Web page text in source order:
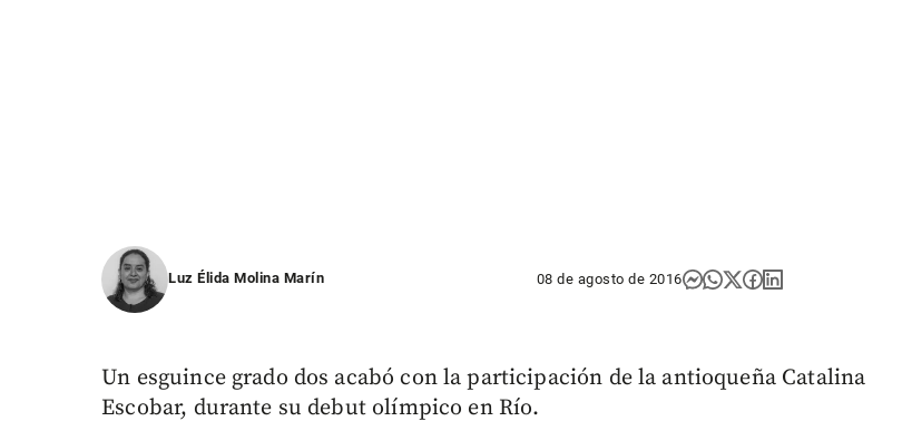
Luz Élida Molina Marín 08 de agosto de 2016
Un esguince grado dos acabó con la participación de la antioqueña Catalina
Escobar, durante su debut olímpico en Río.